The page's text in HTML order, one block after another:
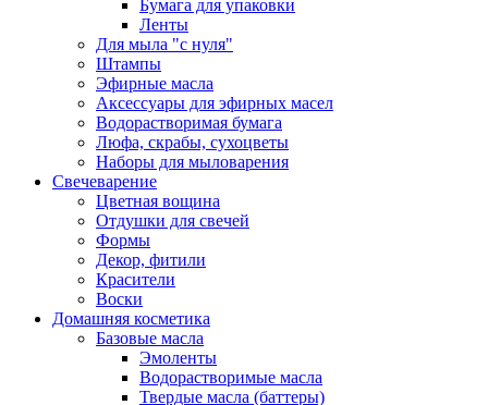
Бумага для упаковки
Ленты
Для мыла "с нуля"
Штампы
Эфирные масла
Аксессуары для эфирных масел
Водорастворимая бумага
Люфа, скрабы, сухоцветы
Наборы для мыловарения
Свечеварение
Цветная вощина
Отдушки для свечей
Формы
Декор, фитили
Красители
Воски
Домашняя косметика
Базовые масла
Эмоленты
Водорастворимые масла
Твердые масла (баттеры)